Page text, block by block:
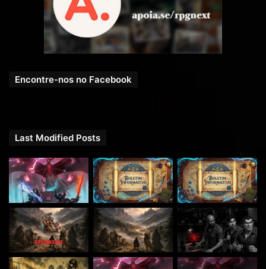
COMPARTILHE!
Se você gostou desse Podcast de RPG, então não se
esqueça de compartilhar!
Nosso site éhttps://rpgnext.com.br
Encontre-nos no Facebook
Last Modified Posts